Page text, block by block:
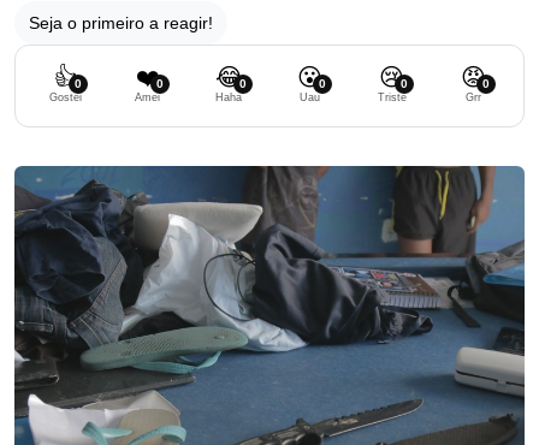
Seja o primeiro a reagir!
👍0
Gostei
❤️0
Amei
😂0
Haha
😮0
Uau
😢0
Triste
😡0
Grr